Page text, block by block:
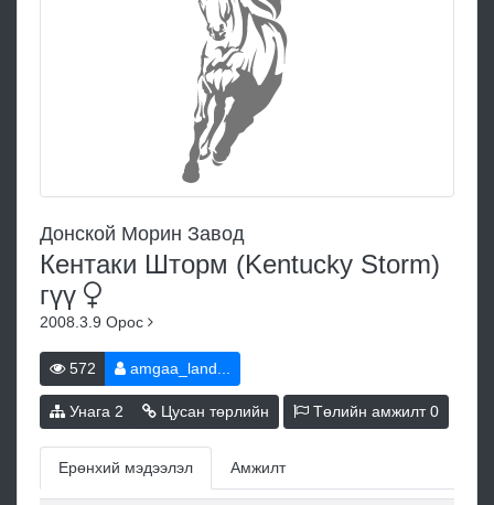
Донской Морин Завод
Кентаки Шторм (Kentucky Storm)
гүү
2008.3.9 Орос
572 amgaa_land...
Унага 2 Цусан төрлийн Төлийн амжилт0
Ерөнхий мэдээлэл Амжилт